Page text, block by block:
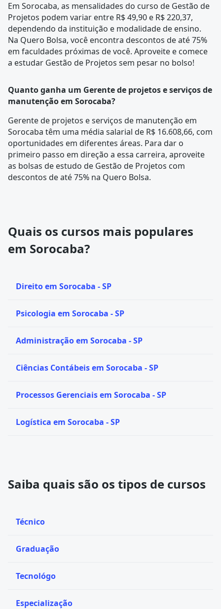
Em Sorocaba, as mensalidades do curso de Gestão de
Projetos podem variar entre R$ 49,90 e R$ 220,37,
dependendo da instituição e modalidade de ensino.
Na Quero Bolsa, você encontra descontos de até 75%
em faculdades próximas de você. Aproveite e comece
a estudar Gestão de Projetos sem pesar no bolso!
Quanto ganha um Gerente de projetos e serviços de
manutenção em Sorocaba?
Gerente de projetos e serviços de manutenção em
Sorocaba têm uma média salarial de R$ 16.608,66, com
oportunidades em diferentes áreas. Para dar o
primeiro passo em direção a essa carreira, aproveite
as bolsas de estudo de Gestão de Projetos com
descontos de até 75% na Quero Bolsa.
Quais os cursos mais populares
em Sorocaba?
Direito em Sorocaba - SP
Psicologia em Sorocaba - SP
Administração em Sorocaba - SP
Ciências Contábeis em Sorocaba - SP
Processos Gerenciais em Sorocaba - SP
Logística em Sorocaba - SP
Saiba quais são os tipos de cursos
Técnico
Graduação
Tecnológo
Especialização